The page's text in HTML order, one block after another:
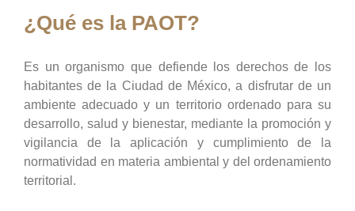
¿Qué es la PAOT?
Es un organismo que defiende los derechos de los
habitantes de la Ciudad de México, a disfrutar de un
ambiente adecuado y un territorio ordenado para su
desarrollo, salud y bienestar, mediante la promoción y
vigilancia de la aplicación y cumplimiento de la
normatividad en materia ambiental y del ordenamiento
territorial.